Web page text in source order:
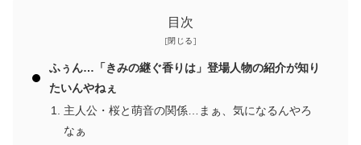
目次
ふぅん…「きみの継ぐ香りは」登場人物の紹介が知り
たいんやねぇ
主人公・桜と萌音の関係…まぁ、気になるんやろ
なぁ